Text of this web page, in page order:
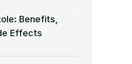
Benefits,
Effects